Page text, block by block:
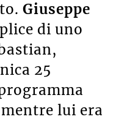
Giuseppe
di uno
25
lui era